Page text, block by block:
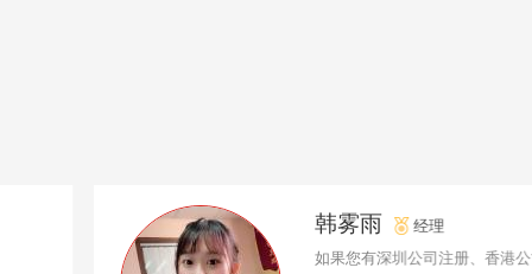
韩雾雨
经理
如果您有深圳公司注册、香港公司注册、